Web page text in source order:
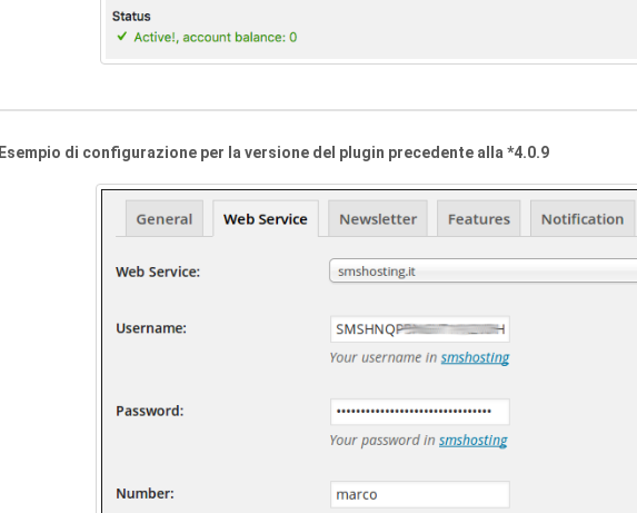
Esempio di configurazione per la versione del plugin precedente alla *4.0.9